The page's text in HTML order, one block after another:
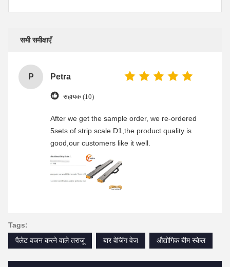
सभी समीक्षाएँ
P Petra
सहायक (10)
After we get the sample order, we re-ordered
5sets of strip scale D1,the product quality is
good,our customers like it well.
Tags:
पैलेट वजन करने वाले तराजू
बार वेजिंग वेज औद्योगिक बीम स्केल